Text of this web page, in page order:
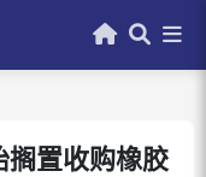
置收购橡胶